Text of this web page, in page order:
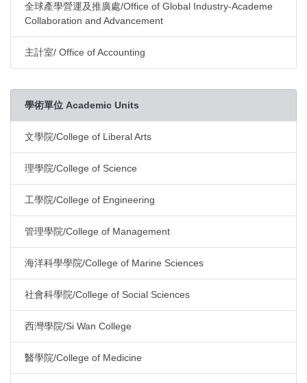
全球產學營運及推廣處/Office of Global Industry-Academe
Collaboration and Advancement
主計室/ Office of Accounting
學術單位 Academic Units
文學院/College of Liberal Arts
理學院/College of Science
工學院/College of Engineering
管理學院/College of Management
海洋科學學院/College of Marine Sciences
社會科學院/College of Social Sciences
西灣學院/Si Wan College
醫學院/College of Medicine